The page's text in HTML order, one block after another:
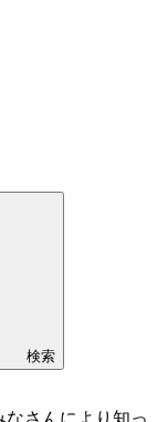
検索
なさんにより知っ